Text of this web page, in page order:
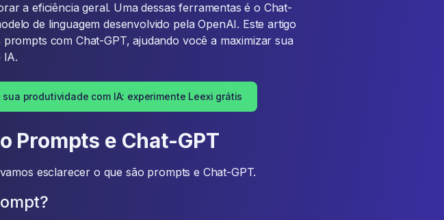
a eficiência geral. Uma dessas ferramentas é o Chat-
de linguagem desenvolvido pela OpenAI. Este artigo
com Chat-GPT, ajudando você a maximizar sua
IA.
sua produtividade com IA: experimente Leexi grátis
Prompts e Chat-GPT
esclarecer o que são prompts e Chat-GPT.